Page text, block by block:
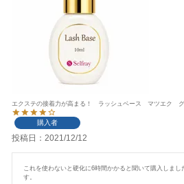
エクステの接着力が高まる！ ラッシュベース マツエク グ
購入者
投稿日 2021/12/12
これを使わないと硬化に6時間かかると聞いて購入しま
す。